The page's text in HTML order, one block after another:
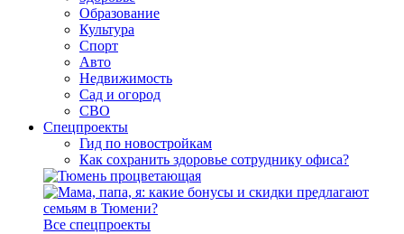
Образование
Культура
Спорт
Авто
Недвижимость
Сад и огород
СВО
Спецпроекты
Гид по новостройкам
Как сохранить здоровье сотруднику офиса?
Все спецпроекты